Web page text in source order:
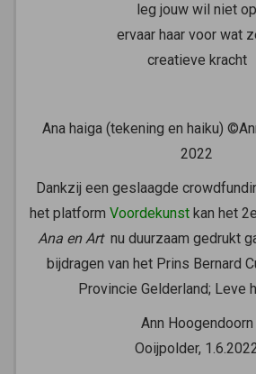
leg jouw wil niet op
ervaar haar voor wat
creatieve kracht
Ana haiga (tekening en haiku)
2022
Dankzij een geslaagde
het platform Voordekunstkan het
Ana en Artnu duurzaam gedrukt
bijdragen van het Prins Bernard
Provincie Gelderland; Leve
Ann Hoogendoorn
Ooijpolder,